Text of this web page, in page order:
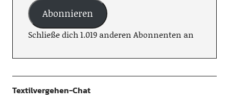
Abonnieren
Schließe dich 1.019 anderen Abonnenten an
Textilvergehen-Chat